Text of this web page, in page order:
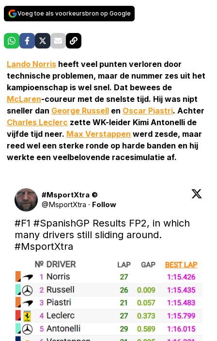
Voeg toe als voorkeursbron op Google
Lando Norris heeft veel punten verloren door
technische problemen, maar de nummer zes uit het
kampioenschap is wel snel. Dat bewees de
McLaren-coureur met de snelste tijd. Hij was nipt
sneller dan George Russell en Oscar Piastri. Achter
Charles Leclerc zette WK-leider Kimi Antonelli de
vijfde tijd neer. Max Verstappen werd zesde, maar
reed wel een sterke ronde op harde banden en hij
werkte een veelbelovende racesimulatie af.
#MsportXtra ©
@MsportXtra · Follow
#F1 #SpanishGP Results FP2, in which
#MsportXtra